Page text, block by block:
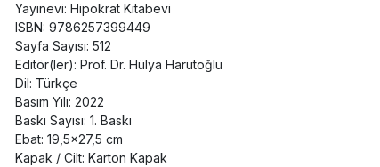
Yayınevi: Hipokrat Kitabevi
ISBN: 9786257399449
Sayfa Sayısı: 512
Editör(ler): Prof. Dr. Hülya Harutoğlu
Dil: Türkçe
Basım Yılı: 2022
Baskı Sayısı: 1. Baskı
Ebat: 19,5x27,5 cm
Kapak / Cilt: Karton Kapak